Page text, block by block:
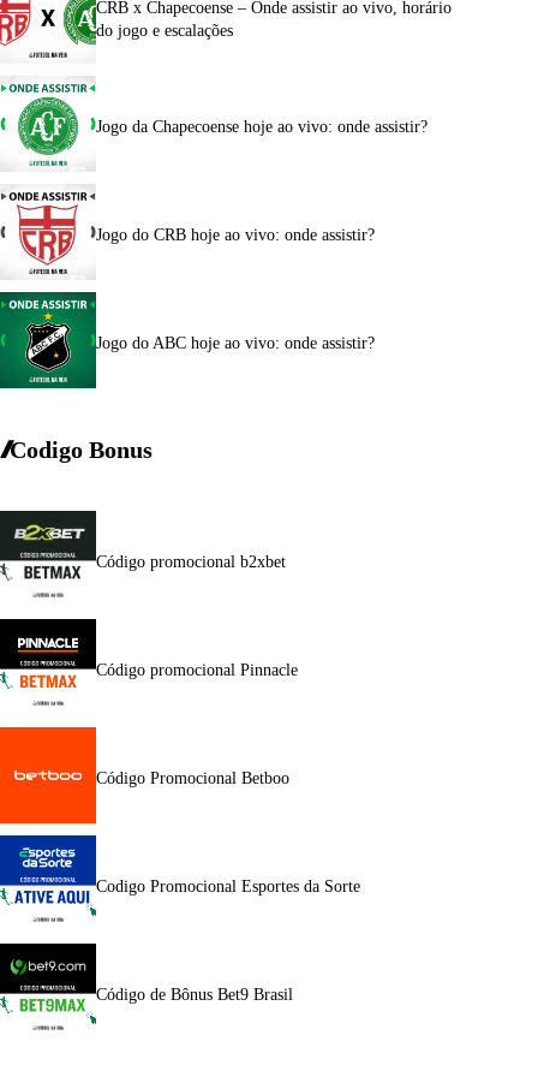
CRB x Chapecoense – Onde assistir ao vivo, horário
do jogo e escalações
Jogo da Chapecoense hoje ao vivo: onde assistir?
Jogo do CRB hoje ao vivo: onde assistir?
Jogo do ABC hoje ao vivo: onde assistir?
Codigo Bonus
Código promocional b2xbet
Código promocional Pinnacle
Código Promocional Betboo
Codigo Promocional Esportes da Sorte
Código de Bônus Bet9 Brasil